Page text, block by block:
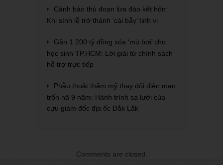
Cảnh báo thủ đoạn lừa đảo kết hôn:
Khi sính lễ trở thành ‘cái bẫy’ tinh vi
Gần 1.200 tỷ đồng xóa ‘mù bơi’ cho
học sinh TP.HCM: Lời giải từ chính sách
hỗ trợ trực tiếp
Phẫu thuật thẩm mỹ thay đổi diện mạo
trốn nã 9 năm: Hành trình sa lưới của
cựu giám đốc địa ốc Đắk Lắk
Comments are closed.